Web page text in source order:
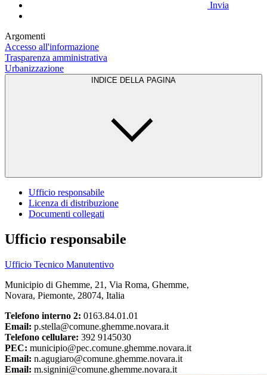
Invia
Argomenti
Accesso all'informazione
Trasparenza amministrativa
Urbanizzazione
INDICE DELLA PAGINA
Ufficio responsabile
Licenza di distribuzione
Documenti collegati
Ufficio responsabile
Ufficio Tecnico Manutentivo
Municipio di Ghemme, 21, Via Roma, Ghemme,
Novara, Piemonte, 28074, Italia
Telefono interno 2: 0163.84.01.01
Email: p.stella@comune.ghemme.novara.it
Telefono cellulare: 392 9145030
PEC: municipio@pec.comune.ghemme.novara.it
Email: n.agugiaro@comune.ghemme.novara.it
Email: m.signini@comune.ghemme.novara.it